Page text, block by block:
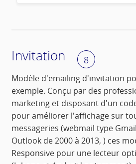
Invitation 8
Modèle d'emailing d'invitation
exemple. Conçu par des
marketing et disposant d'un
pour améliorer l'affichage sur
messageries (webmail type
Outlook de 2000 à 2013, ) ces
Responsive pour une lecteur